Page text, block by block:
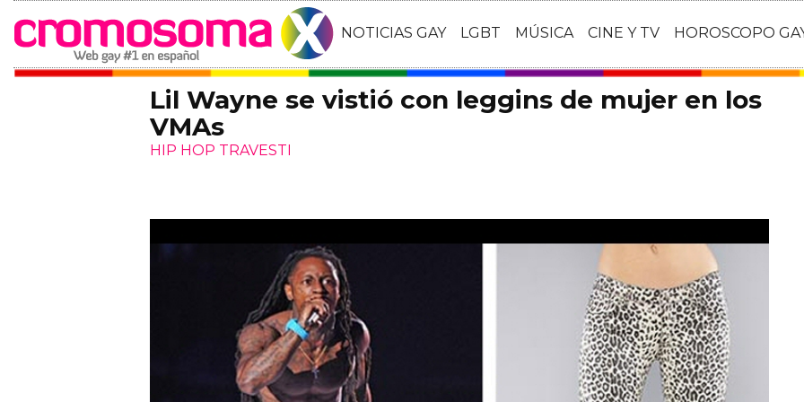
NOTICIAS GAY LGBT MÚSICA CINE Y TV HOROSCOPO
Lil Wayne se vistió con leggins de mujer en los
VMAs
HIP HOP TRAVESTI